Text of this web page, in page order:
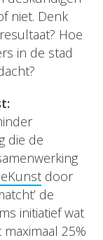
niet. Denk
Hoe
in de stad
die de
door
de
initiatief wat
25%